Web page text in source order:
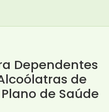
Dependentes
de
de Saúde